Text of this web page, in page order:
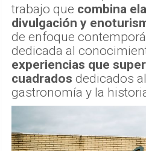
trabajo que combina
divulgación y
de enfoque
dedicada al
experiencias que
cuadrados dedicados
gastronomía y la